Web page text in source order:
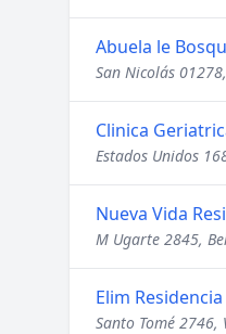
Abuela le
San Nicolás
Clinica
Estados Unidos
Nueva Vida
M Ugarte 2845,
Elim
Santo Tomé 2746,